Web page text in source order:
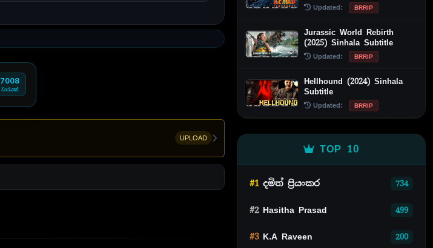
7008
වාරයක්
UPLOAD
Updated: BRRIP
Jurassic World Rebirth
(2025) Sinhala Subtitle
Updated: BRRIP
Hellhound (2024) Sinhala
Subtitle
Updated: BRRIP
TOP 10
#1 දමිත් ප්‍රියංකර 734
#2 Hasitha Prasad 499
#3 K.A Raveen 200